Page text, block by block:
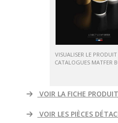
VISUALISER LE
CATALOGUES MATFER
VOIR LA FICHE PRODUIT
VOIR LES PIÈCES